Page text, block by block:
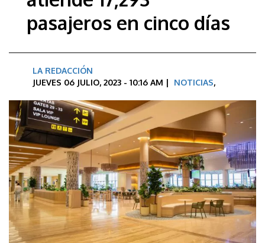
pasajeros en cinco días
LA REDACCIÓN
JUEVES 06 JULIO, 2023 - 10:16 AM | NOTICIAS,